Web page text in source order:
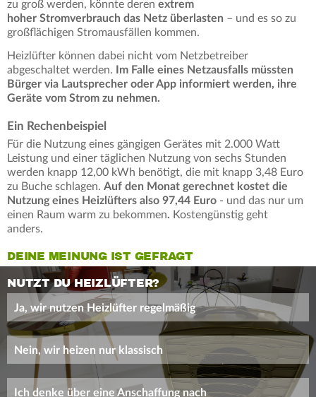
zu groß werden, könnte deren extrem
hoher Stromverbrauch das Netz überlasten – und es so zu
großflächigen Stromausfällen kommen.
Heizlüfter können dabei nicht vom Netzbetreiber
abgeschaltet werden.
Im Falle eines Netzausfalls müssten
Bürger via Lautsprecher oder App informiert werden, ihre
Geräte vom Strom zu nehmen.
Ein Rechenbeispiel
Für die Nutzung eines gängigen Gerätes mit 2.000 Watt
Leistung und einer täglichen Nutzung von sechs Stunden
werden knapp 12,00 kWh benötigt, die mit knapp 3,48 Euro
zu Buche schlagen. Auf den Monat gerechnet kostet die
Nutzung eines Heizlüfters also 97,44 Euro - und das nur um
einen Raum warm zu bekommen. Kostengünstig geht
anders.
DEINE MEINUNG IST GEFRAGT
NUTZT DU HEIZLÜFTER?
Ja, wir nutzen Heizlüfter regelmäßig
Nein, wir heizen nur klassisch
Ich denke über eine Anschaffung nach